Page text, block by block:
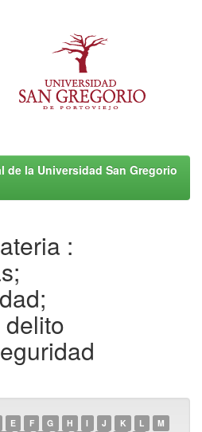
la Universidad San Gregorio
:
E F G H I J K L
M